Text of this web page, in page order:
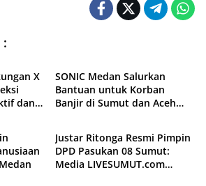
X
dan
SONIC Medan Salurkan
Bantuan untuk Korban
Banjir di Sumut dan Aceh
Daerah
Justar Ritonga Resmi Pimpin
DPD Pasukan 08 Sumut:
Media LIVESUMUT.com
Daerah